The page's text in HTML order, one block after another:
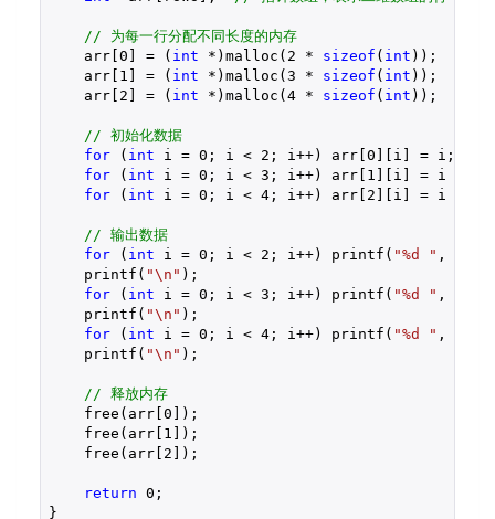
// 为每一行分配不同长度的内存
    arr[
0 ] = ( int *)malloc( 2 * sizeof ( int ));
    arr[
1 ] = ( int *)malloc(3 * sizeof ( int ));
    arr[
2 ] = ( int *)malloc(4 * sizeof ( int ));
// 初始化数据
for ( int i = 0 ; i < 2 ; i++) arr[0 ][i] = i;
for ( int i = 0 ; i < 3 ; i++) arr[ 1 ][i] = i +
for ( int i = 0 ; i < 4; i++) arr[ 2 ][i] = i +
// 输出数据
for ( int i = 0 ; i < 2 ; i++) printf( "%d " , arr[
    printf(
"\n" );
for ( int i = 0 ; i < 3 ; i++) printf( "%d " , arr[
    printf(
"\n" );
for ( int i = 0 ; i < 4; i++) printf( "%d " , arr[
    printf(
"\n" );
// 释放内存
    free(arr[
0 ]);
    free(arr[
1 ]);
    free(arr[
2 ]);
return 0 ;